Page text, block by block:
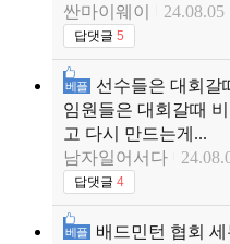
싼마이웨이
답댓글 5
베플
선수들은 대회갈
임원들은 대회갈때
고 다시 만드는게...
남자일어서다
답댓글 4
베플
배드민턴 협회